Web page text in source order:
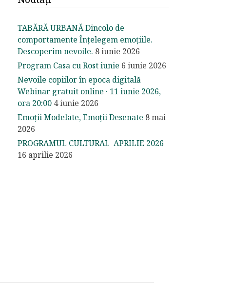
TABĂRĂ URBANĂ Dincolo de
comportamente Înțelegem emoțiile.
Descoperim nevoile. 8 iunie 2026
Program Casa cu Rost iunie 6 iunie 2026
Nevoile copiilor în epoca digitală
Webinar gratuit online · 11 iunie 2026,
ora 20:00 4 iunie 2026
Emoții Modelate, Emoții Desenate 8 mai
2026
PROGRAMUL CULTURAL APRILIE 2026
16 aprilie 2026